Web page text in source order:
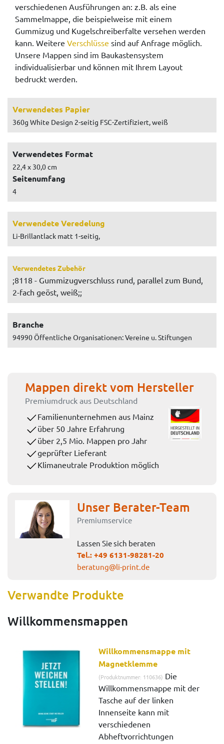
verschiedenen Ausführungen an: z.B. als eine
Sammelmappe, die beispielweise mit einem
Gummizug und Kugelschreiberfalte versehen werden
kann. Weitere Verschlüsse sind auf Anfrage möglich.
Unsere Mappen sind im Baukastensystem
individualisierbar und können mit Ihrem Layout
bedruckt werden.
Verwendetes Papier
360g White Design 2-seitig FSC-Zertifiziert, weiß
Verwendetes Format
22,4 x 30,0 cm
Seitenumfang
4
Verwendete Veredelung
Li-Brillantlack matt 1-seitig,
Verwendetes Zubehör
;8118 - Gummizugverschluss rund, parallel zum Bund,
2-fach geöst, weiß;;
Branche
94990 Öffentliche Organisationen: Vereine u. Stiftungen
Mappen direkt vom Hersteller
Premiumdruck aus Deutschland
Familienunternehmen aus Mainz
über 50 Jahre Erfahrung
über 2,5 Mio. Mappen pro Jahr
geprüfter Lieferant
Klimaneutrale Produktion möglich
Unser Berater-Team
Premiumservice
Lassen Sie sich beraten
Tel.:+49 6131-98281-20
beratung@li-print.de
Verwandte Produkte
Willkommensmappen
Willkommensmappe mit
Magnetklemme
(Produktnummer: 110636) Die
Willkommensmappe mit der
Tasche auf der linken
Innenseite kann mit
verschiedenen
Abheftvorrichtungen